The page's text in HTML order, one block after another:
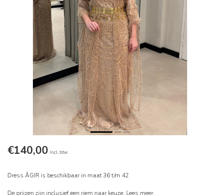
€140,00 Incl. btw
Dress ÂGIR is beschikbaar in maat 36 t/m 42
De prijzen zijn inclusief een riem naar keuze. Lees meer.